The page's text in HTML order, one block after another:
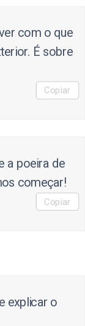
com o que
É sobre
Copiar
a poeira de
começar!
Copiar
explicar o